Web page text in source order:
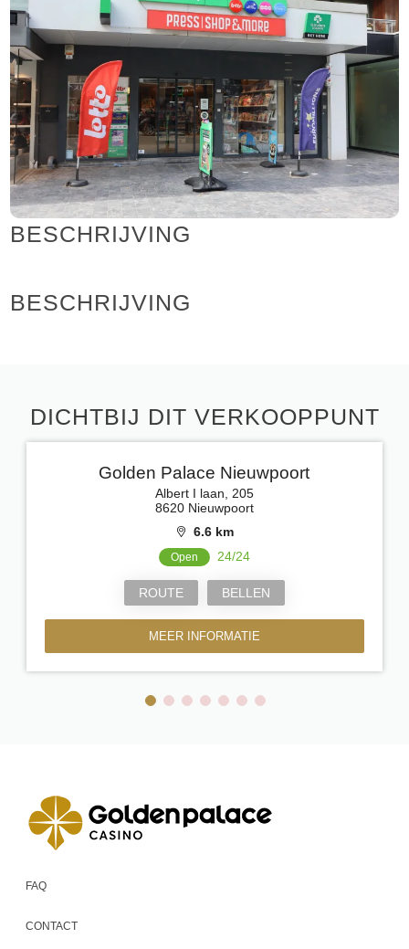
BESCHRIJVING
BESCHRIJVING
DICHTBIJ DIT VERKOOPPUNT
Golden Palace Nieuwpoort
Albert I laan, 205
8620 Nieuwpoort
6.6 km
Open 24/24
ROUTE BELLEN
MEER INFORMATIE
FAQ
CONTACT